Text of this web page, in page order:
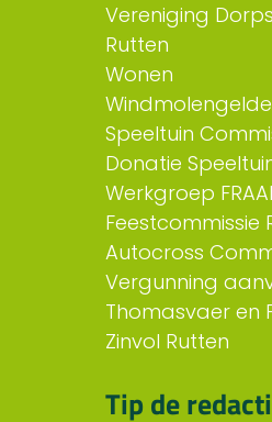
Vereniging
Rutten
Wonen
Speeltuin
Donatie
Werkgroep
Feestcommissie
Autocross
Vergunning
Thomasvaer en
Zinvol Rutten
Tip de